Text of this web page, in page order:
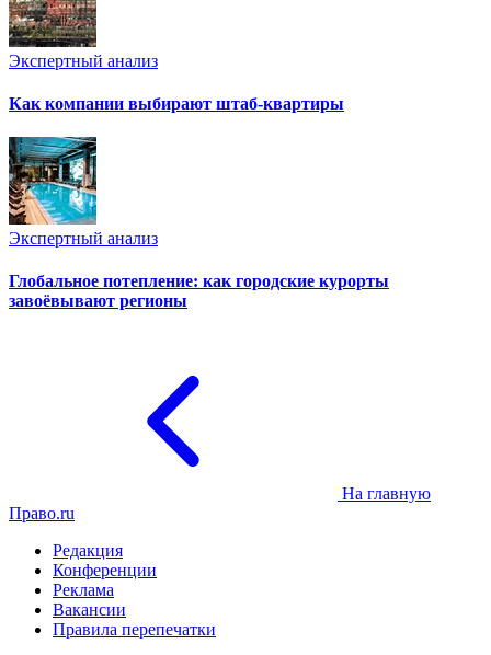
Экспертный анализ
Как компании выбирают штаб-квартиры
Экспертный анализ
Глобальное потепление: как городские курорты
завоёвывают регионы
На главную
Право.ru
Редакция
Конференции
Реклама
Вакансии
Правила перепечатки